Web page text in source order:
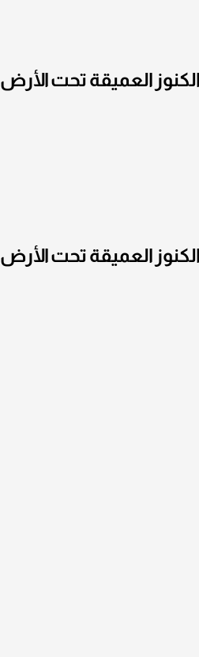
العميقة تحت الأرض
العميقة تحت الأرض